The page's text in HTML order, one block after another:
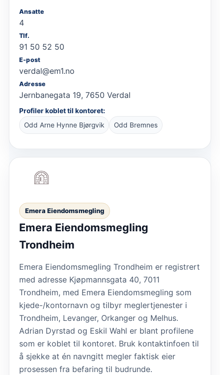
Ansatte
4
Tlf.
91 50 52 50
E-post
verdal@em1.no
Adresse
Jernbanegata 19, 7650 Verdal
Profiler koblet til kontoret:
Odd Arne Hynne Bjørgvik
Odd Bremnes
Emera Eiendomsmegling
Emera Eiendomsmegling
Trondheim
Emera Eiendomsmegling Trondheim er registrert
med adresse Kjøpmannsgata 40, 7011
Trondheim, med Emera Eiendomsmegling som
kjede-/kontornavn og tilbyr meglertjenester i
Trondheim, Levanger, Orkanger og Melhus.
Adrian Dyrstad og Eskil Wahl er blant profilene
som er koblet til kontoret. Bruk kontaktinfoen til
å sjekke at én navngitt megler faktisk eier
prosessen fra befaring til budrunde.